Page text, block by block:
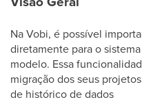
Na Vobi, é possível
diretamente para o
modelo. Essa
migração dos seus
de histórico de dados